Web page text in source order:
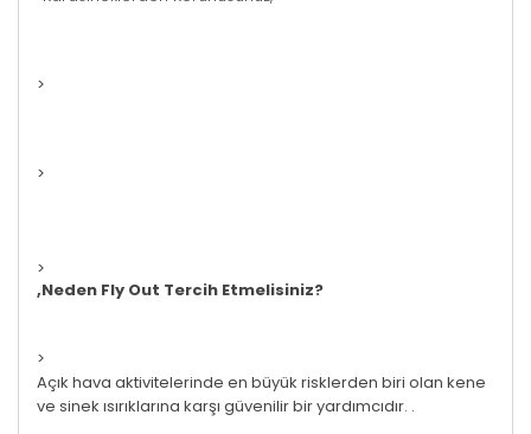
>
>
>
,Neden Fly Out Tercih Etmelisiniz?
>
Açık hava aktivitelerinde en büyük risklerden biri olan kene
ve sinek ısırıklarına karşı güvenilir bir yardımcıdır. .